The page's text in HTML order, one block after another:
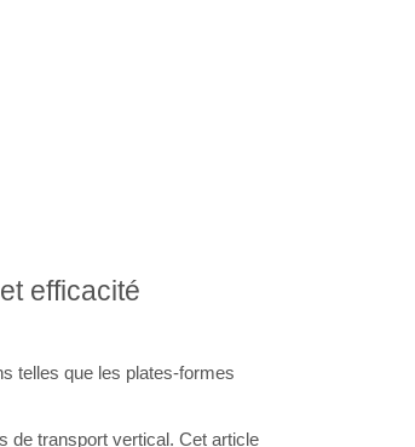
efficacité
telles que les plates-formes
de transport vertical. Cet article